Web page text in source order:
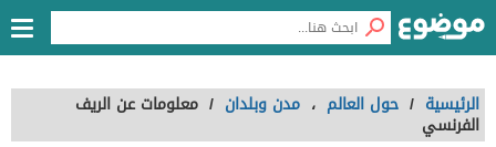
الرئيسية / حول العالم ، مدن وبلدان / معلومات عن الريف
الفرنسي